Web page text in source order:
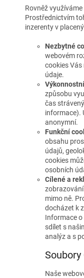
Rovněž
Prostřednictvím
inzerenty v
Nezbytné
webovém
cookies Vás
údaje.
způsobu
čas
informace).
anonymní.
Funkční
obsahu
údajů,
cookies
osobních
Cílené a
mimo ně.
docházet k
Informace o
sdílet s
analýz a s
Naše